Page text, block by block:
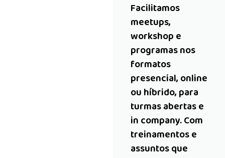
Facilitamos
meetups,
workshop e
programas nos
formatos
presencial, online
ou híbrido, para
turmas abertas e
in company. Com
treinamentos e
assuntos que